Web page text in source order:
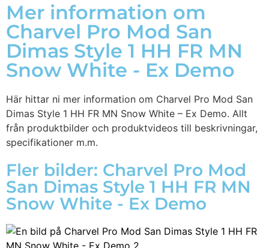
Mer information om
Charvel Pro Mod San
Dimas Style 1 HH FR MN
Snow White - Ex Demo
Här hittar ni mer information om Charvel Pro Mod San
Dimas Style 1 HH FR MN Snow White – Ex Demo. Allt
från produktbilder och produktvideos till beskrivningar,
specifikationer m.m.
Fler bilder: Charvel Pro Mod
San Dimas Style 1 HH FR MN
Snow White - Ex Demo